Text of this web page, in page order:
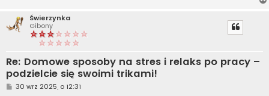
Świerzynka
Gibony
Re: Domowe sposoby na stres i relaks po pracy –
podzielcie się swoimi trikami!
P30 wrz 2025, o 12:31